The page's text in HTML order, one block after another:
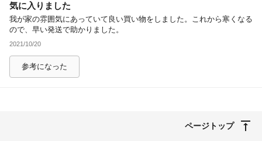
気に入りました
我が家の雰囲気にあっていて良い買い物をしました。これから寒くなる
ので、早い発送で助かりました。
2021/10/20
参考になった
ページトップ